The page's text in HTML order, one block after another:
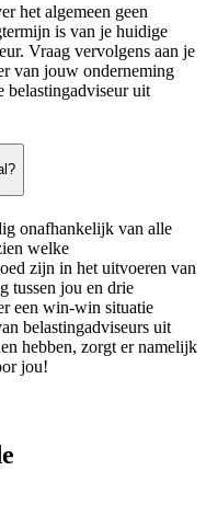
het algemeen geen
is van je huidige
Vraag vervolgens aan je
van jouw onderneming
belastingadviseur uit
onafhankelijk van alle
welke
zijn in het uitvoeren van
tussen jou en drie
een win-win situatie
belastingadviseurs uit
hebben, zorgt er namelijk
jou!